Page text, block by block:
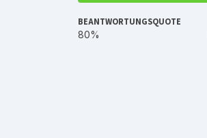
BEANTWORTUNGSQUOTE
80%